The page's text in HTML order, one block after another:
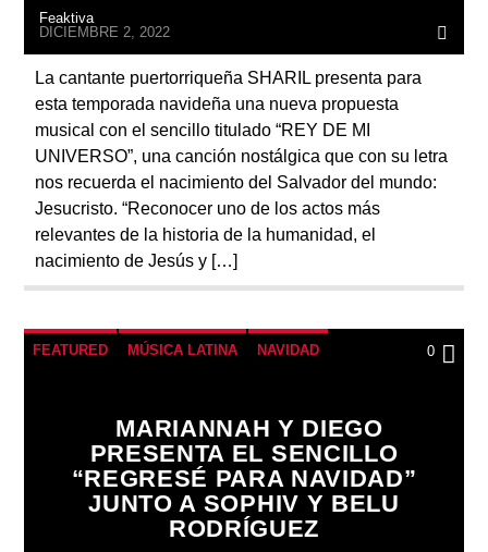
Feaktiva
DICIEMBRE 2, 2022
La cantante puertorriqueña SHARIL presenta para
esta temporada navideña una nueva propuesta
musical con el sencillo titulado “REY DE MI
UNIVERSO”, una canción nostálgica que con su letra
nos recuerda el nacimiento del Salvador del mundo:
Jesucristo. “Reconocer uno de los actos más
relevantes de la historia de la humanidad, el
nacimiento de Jesús y […]
FEATURED MÚSICA LATINA NAVIDAD 0
MARIANNAH Y DIEGO
PRESENTA EL SENCILLO
“REGRESÉ PARA NAVIDAD”
JUNTO A SOPHIV Y BELU
RODRÍGUEZ